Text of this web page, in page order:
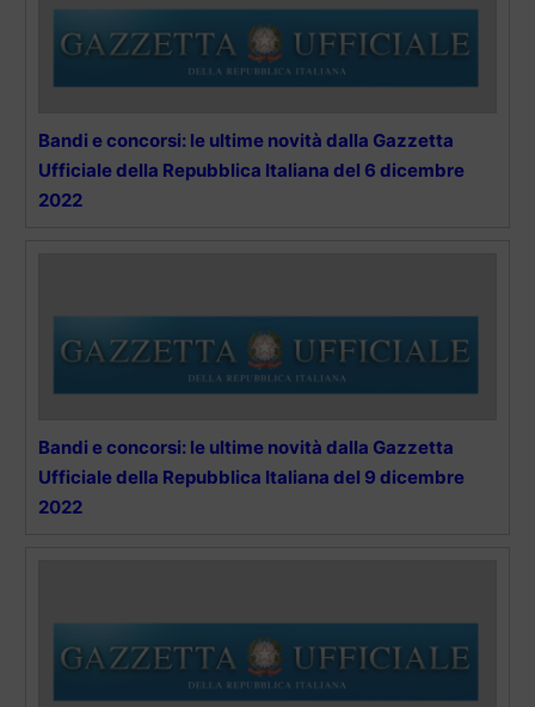
Bandi e concorsi: le ultime novità dalla Gazzetta
Ufficiale della Repubblica Italiana del 6 dicembre
2022
Bandi e concorsi: le ultime novità dalla Gazzetta
Ufficiale della Repubblica Italiana del 9 dicembre
2022